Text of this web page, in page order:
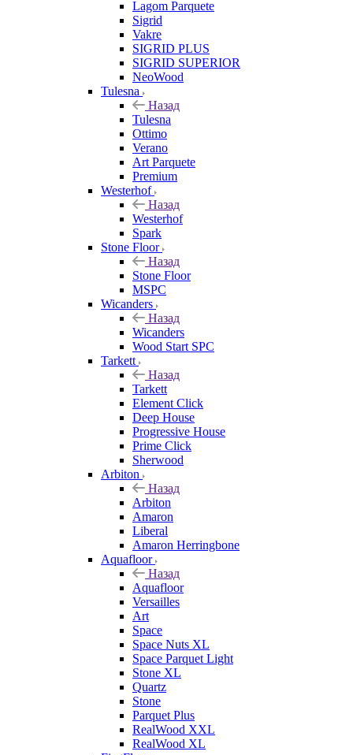
Lagom Parquete
Sigrid
Vakre
SIGRID PLUS
SIGRID SUPERIOR
NeoWood
Tulesna
Назад
Tulesna
Ottimo
Verano
Art Parquete
Premium
Westerhof
Назад
Westerhof
Spark
Stone Floor
Назад
Stone Floor
MSPC
Wicanders
Назад
Wicanders
Wood Start SPC
Tarkett
Назад
Tarkett
Element Click
Deep House
Progressive House
Prime Click
Sherwood
Arbiton
Назад
Arbiton
Amaron
Liberal
Amaron Herringbone
Aquafloor
Назад
Aquafloor
Versailles
Art
Space
Space Nuts XL
Space Parquet Light
Stone XL
Quartz
Stone
Parquet Plus
RealWood XXL
RealWood XL